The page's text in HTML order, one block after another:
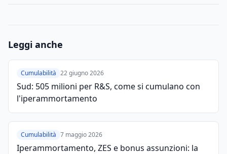
Leggi anche
Cumulabilità 22 giugno 2026
Sud: 505 milioni per R&S, come si cumulano con
l'iperammortamento
Cumulabilità 7 maggio 2026
Iperammortamento, ZES e bonus assunzioni: la